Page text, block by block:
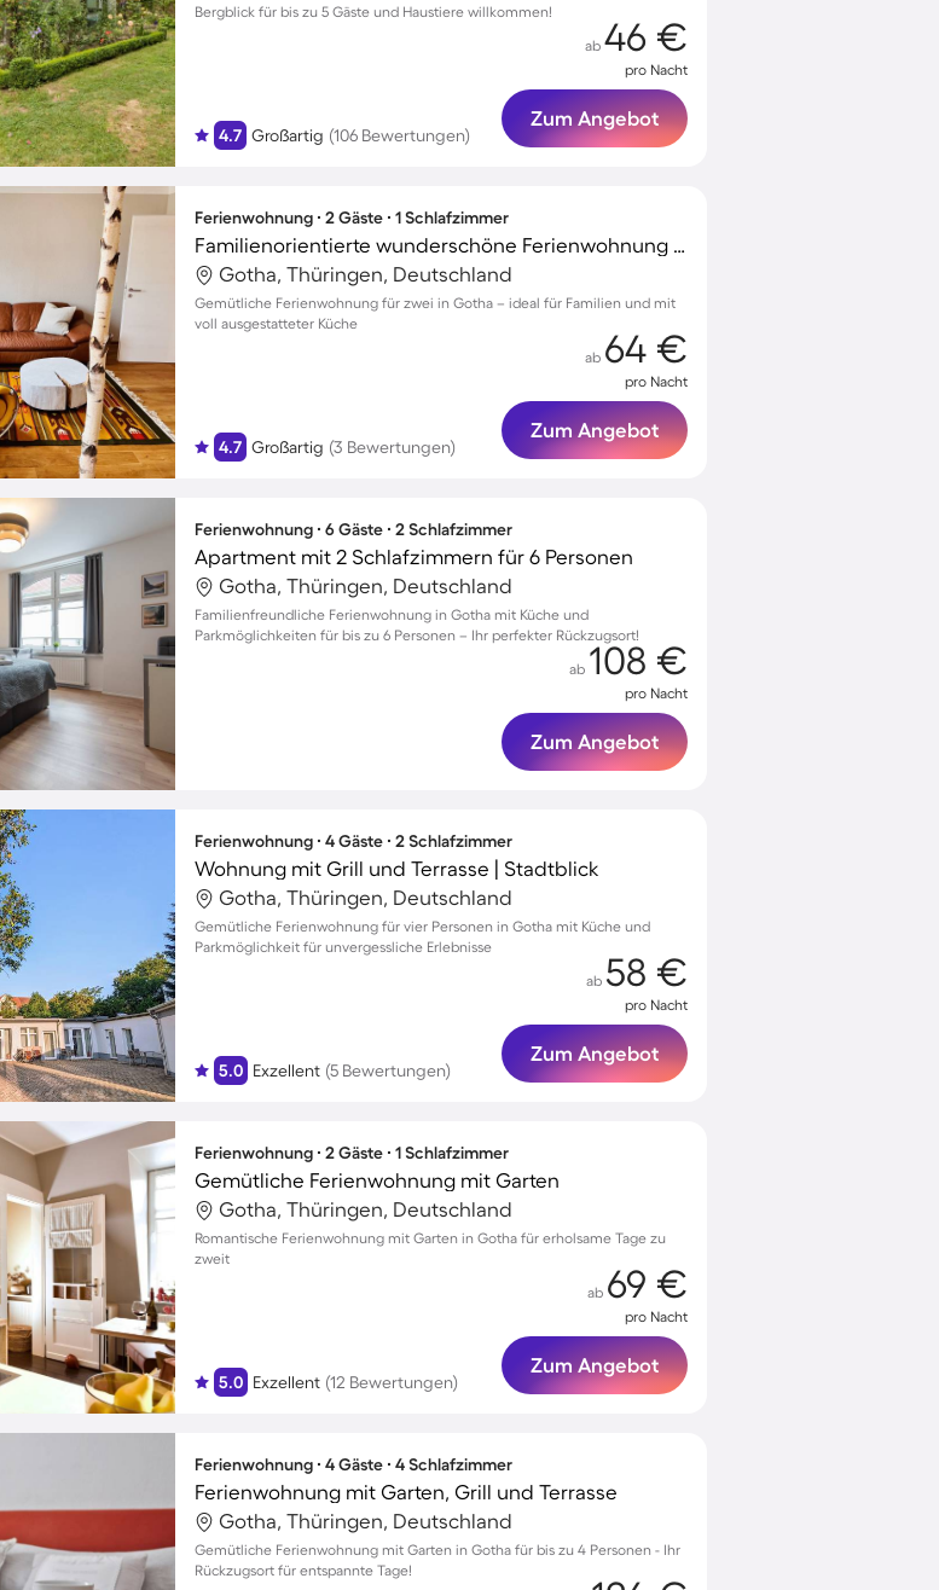
Bergblick für bis zu 5 Gäste und Haustiere willkommen!
4.7 Großartig (106 Bewertungen)
ab 46 €
pro Nacht
Zum Angebot
Ferienwohnung ∙ 2 Gäste ∙ 1 Schlafzimmer
Familienorientierte wunderschöne Ferienwohnung | Stadtblick
Gotha, Thüringen, Deutschland
Gemütliche Ferienwohnung für zwei in Gotha – ideal für Familien und mit
voll ausgestatteter Küche
4.7 Großartig (3 Bewertungen)
ab 64 €
pro Nacht
Zum Angebot
Ferienwohnung ∙ 6 Gäste ∙ 2 Schlafzimmer
Apartment mit 2 Schlafzimmern für 6 Personen
Gotha, Thüringen, Deutschland
Familienfreundliche Ferienwohnung in Gotha mit Küche und
Parkmöglichkeiten für bis zu 6 Personen – Ihr perfekter Rückzugsort!
ab 108 €
pro Nacht
Zum Angebot
Ferienwohnung ∙ 4 Gäste ∙ 2 Schlafzimmer
Wohnung mit Grill und Terrasse | Stadtblick
Gotha, Thüringen, Deutschland
Gemütliche Ferienwohnung für vier Personen in Gotha mit Küche und
Parkmöglichkeit für unvergessliche Erlebnisse
5.0 Exzellent (5 Bewertungen)
ab 58 €
pro Nacht
Zum Angebot
Ferienwohnung ∙ 2 Gäste ∙ 1 Schlafzimmer
Gemütliche Ferienwohnung mit Garten
Gotha, Thüringen, Deutschland
Romantische Ferienwohnung mit Garten in Gotha für erholsame Tage zu
zweit
5.0 Exzellent (12 Bewertungen)
ab 69 €
pro Nacht
Zum Angebot
Ferienwohnung ∙ 4 Gäste ∙ 4 Schlafzimmer
Ferienwohnung mit Garten, Grill und Terrasse
Gotha, Thüringen, Deutschland
Gemütliche Ferienwohnung mit Garten in Gotha für bis zu 4 Personen - Ihr
Rückzugsort für entspannte Tage!